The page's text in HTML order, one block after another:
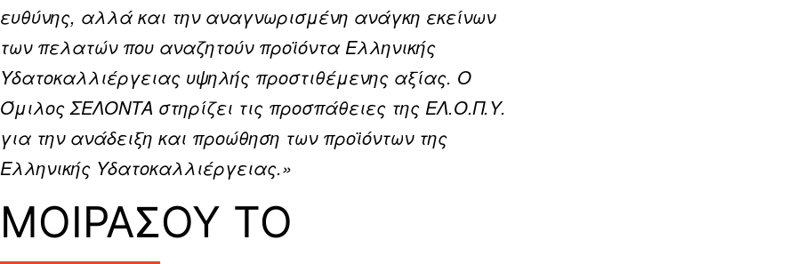
ευθύνης, αλλά και την αναγνωρισμένη ανάγκη εκείνων
των πελατών που αναζητούν προϊόντα Ελληνικής
Υδατοκαλλιέργειας υψηλής προστιθέμενης αξίας. Ο
Όμιλος ΣΕΛΟΝΤΑ στηρίζει τις προσπάθειες της ΕΛ.Ο.Π.Υ.
για την ανάδειξη και προώθηση των προϊόντων της
Ελληνικής Υδατοκαλλιέργειας.»
ΜΟΙΡΑΣΟΥ ΤΟ